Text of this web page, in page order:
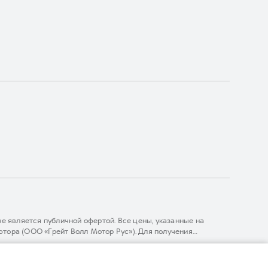
публичной офертой. Все цены, указанные на
(ООО «Грейт Волл Мотор Рус»). Для получения
линии 8 (800) 511-59-86, либо на сайте. Опубликованная на
характер. При наличии расхождений в условиях,